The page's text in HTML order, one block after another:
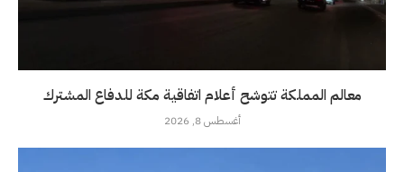
معالم المملكة تتوشح أعلام اتفاقية مكة للدفاع المشترك
أغسطس 8, 2026